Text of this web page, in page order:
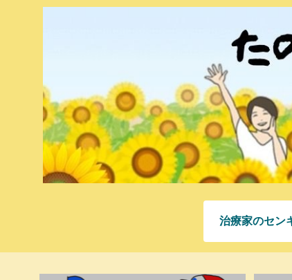
治療家のセン